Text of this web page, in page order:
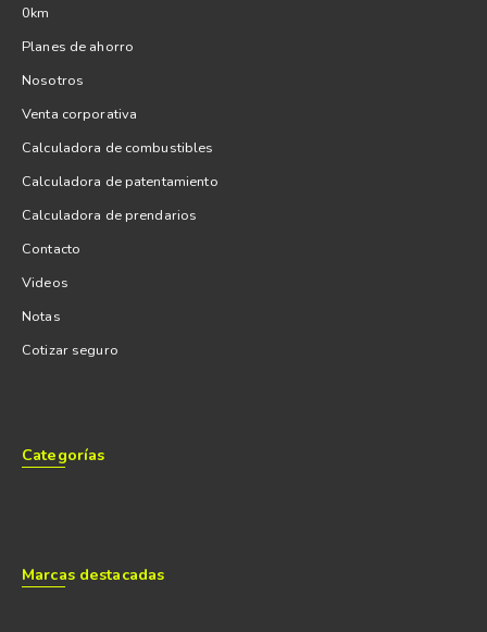
0km
Planes de ahorro
Nosotros
Venta corporativa
Calculadora de combustibles
Calculadora de patentamiento
Calculadora de prendarios
Contacto
Videos
Notas
Cotizar seguro
Categorías
Marcas destacadas